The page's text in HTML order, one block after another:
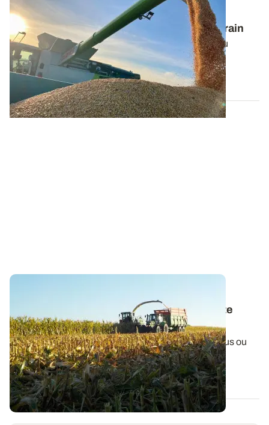
BRETAGNE
Estimer le rendement fourrager du maïs grain
Les canicules à répétition et le manque d’eau ont pu
fortement pénaliser le potentiel de...
06 AOÛT 2026
Maïs : quelques repères pour affiner la date
d’ensilage
Les maïs bretons subissent des stress hydriques plus ou
moins intenses, créant énormément...
06 AOÛT 2026